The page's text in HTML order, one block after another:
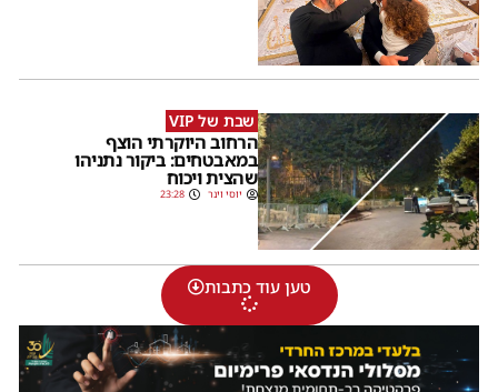
שבת של VIP
הרחוב היוקרתי הוצף
במאבטחים: ביקור נתניהו
שהצית ויכוח
יוסי וינר 23:28
טען עוד כתבות